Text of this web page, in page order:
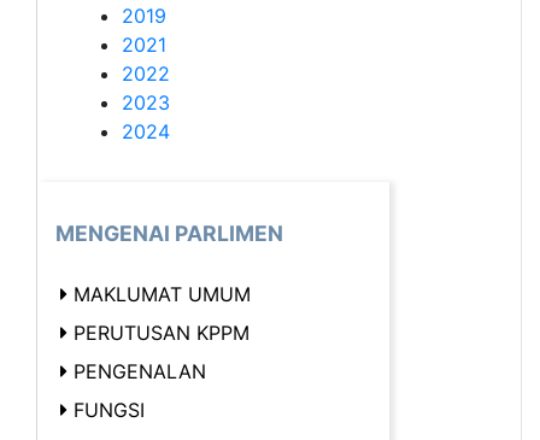
2019
2021
2022
2023
2024
MENGENAI PARLIMEN
MAKLUMAT UMUM
PERUTUSAN KPPM
PENGENALAN
FUNGSI